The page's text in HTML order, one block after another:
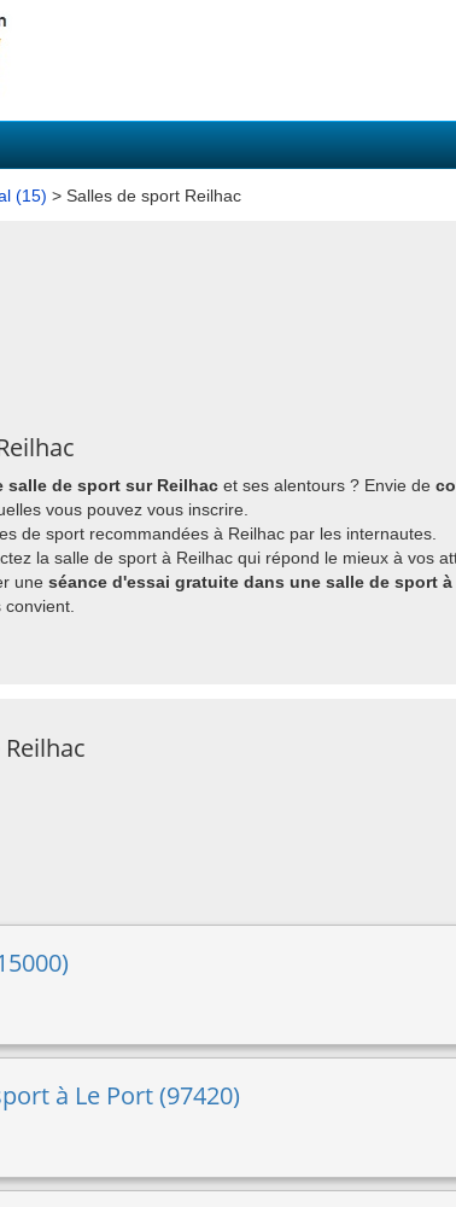
(15) > Salles de sport Reilhac
salle de sport sur Reilhac et ses alentours ? Envie de
vous pouvez vous inscrire.
de sport recommandées à Reilhac par les internautes.
la salle de sport à Reilhac qui répond le mieux à vos
une séance d'essai gratuite dans une salle de sport à
à Le Port (97420)